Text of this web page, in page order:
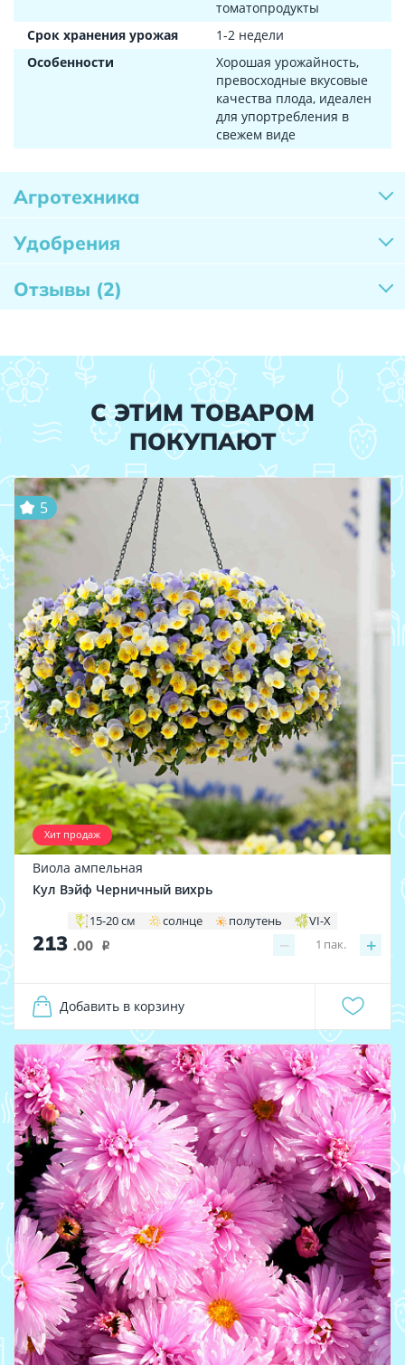
томатопродукты
Срок хранения урожая
1-2 недели
Особенности
Хорошая урожайность,
превосходные вкусовые
качества плода, идеален
для упортребления в
свежем виде
Агротехника
Удобрения
Отзывы (2)
С ЭТИМ ТОВАРОМ
ПОКУПАЮТ
Хит продаж
5
Виола ампельная
Кул Вэйф Черничный вихрь
15-20 см солнце полутень VI-X
213 .00 i − +
1 пак.
Добавить в корзину